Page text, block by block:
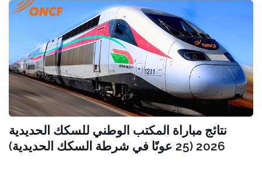
نتائج مباراة المكتب الوطني للسكك الحديدية
2026 (25 عونًا في شرطة السكك الحديدية)